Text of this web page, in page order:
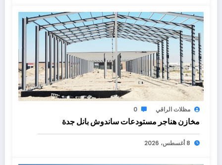
مظلات الراقي 0
مخازن هناجر مستودعات ساندوش بانل جدة
8 أغسطس، 2026